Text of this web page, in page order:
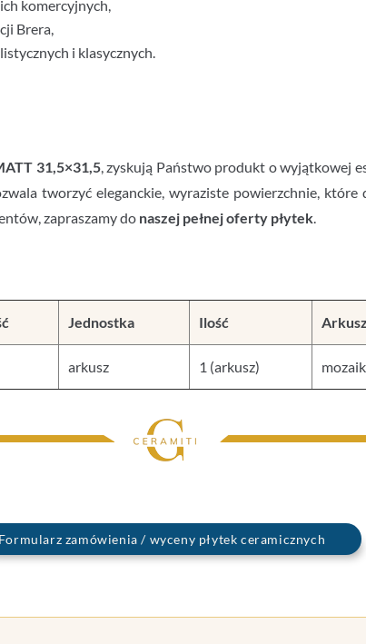
komercyjnych,
Brera,
i klasycznych.
31,5×31,5, zyskują Państwo produkt o wyjątkowej
tworzyć eleganckie, wyraziste powierzchnie,
zapraszamy do naszej pełnej oferty płytek.
Jednostka Ilość Arkusz
arkusz 1 (arkusz)
Formularz zamówienia / wyceny płytek ceramicznych